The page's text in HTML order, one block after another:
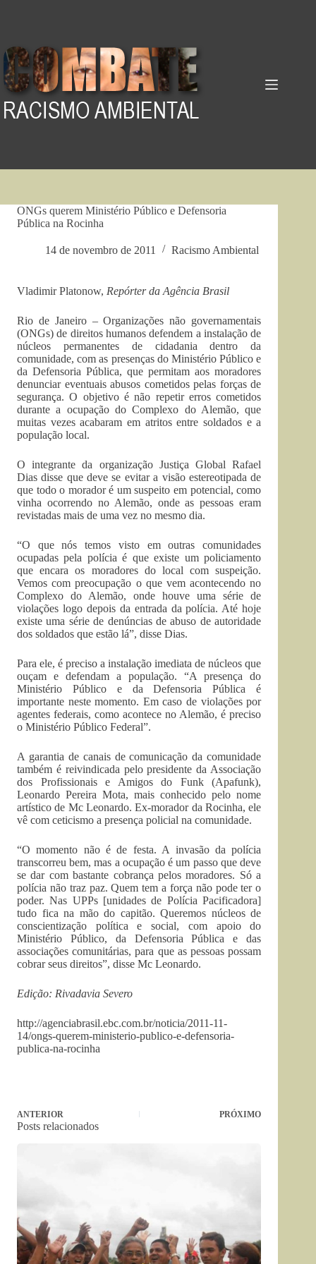
ONGs querem Ministério Público e Defensoria
Pública na Rocinha
14 de novembro de 2011 Racismo Ambiental
Vladimir Platonow, Repórter da Agência Brasil
Rio de Janeiro – Organizações não governamentais
(ONGs) de direitos humanos defendem a instalação de
núcleos permanentes de cidadania dentro da
comunidade, com as presenças do Ministério Público e
da Defensoria Pública, que permitam aos moradores
denunciar eventuais abusos cometidos pelas forças de
segurança. O objetivo é não repetir erros cometidos
durante a ocupação do Complexo do Alemão, que
muitas vezes acabaram em atritos entre soldados e a
população local.
O integrante da organização Justiça Global Rafael
Dias disse que deve se evitar a visão estereotipada de
que todo o morador é um suspeito em potencial, como
vinha ocorrendo no Alemão, onde as pessoas eram
revistadas mais de uma vez no mesmo dia.
“O que nós temos visto em outras comunidades
ocupadas pela polícia é que existe um policiamento
que encara os moradores do local com suspeição.
Vemos com preocupação o que vem acontecendo no
Complexo do Alemão, onde houve uma série de
violações logo depois da entrada da polícia. Até hoje
existe uma série de denúncias de abuso de autoridade
dos soldados que estão lá”, disse Dias.
Para ele, é preciso a instalação imediata de núcleos que
ouçam e defendam a população. “A presença do
Ministério Público e da Defensoria Pública é
importante neste momento. Em caso de violações por
agentes federais, como acontece no Alemão, é preciso
o Ministério Público Federal”.
A garantia de canais de comunicação da comunidade
também é reivindicada pelo presidente da Associação
dos Profissionais e Amigos do Funk (Apafunk),
Leonardo Pereira Mota, mais conhecido pelo nome
artístico de Mc Leonardo. Ex-morador da Rocinha, ele
vê com ceticismo a presença policial na comunidade.
“O momento não é de festa. A invasão da polícia
transcorreu bem, mas a ocupação é um passo que deve
se dar com bastante cobrança pelos moradores. Só a
polícia não traz paz. Quem tem a força não pode ter o
poder. Nas UPPs [unidades de Polícia Pacificadora]
tudo fica na mão do capitão. Queremos núcleos de
conscientização política e social, com apoio do
Ministério Público, da Defensoria Pública e das
associações comunitárias, para que as pessoas possam
cobrar seus direitos”, disse Mc Leonardo.
Edição: Rivadavia Severo
http://agenciabrasil.ebc.com.br/noticia/2011-11-
14/ongs-querem-ministerio-publico-e-defensoria-
publica-na-rocinha
ANTERIOR PRÓXIMO
Posts relacionados